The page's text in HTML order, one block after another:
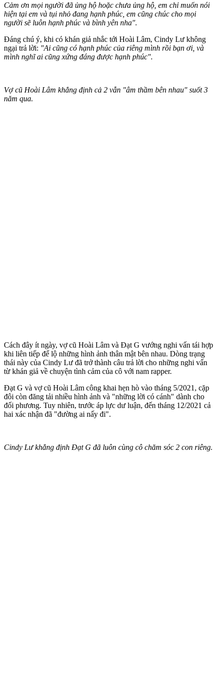
Cảm ơn mọi người đã ủng hộ hoặc chưa ủng hộ, em chỉ muốn nói
hiện tại em và tụi nhỏ đang hạnh phúc, em cũng chúc cho mọi
người sẽ luôn hạnh phúc và bình yên nha".
Đáng chú ý, khi có khán giả nhắc tới Hoài Lâm, Cindy Lư không
ngại trả lời: "Ai cũng có hạnh phúc của riêng mình rồi bạn ơi, và
mình nghĩ ai cũng xứng đáng được hạnh phúc".
Vợ cũ Hoài Lâm khẳng định cả 2 vẫn "âm thầm bên nhau" suốt 3
năm qua.
Cách đây ít ngày, vợ cũ Hoài Lâm và Đạt G vướng nghi vấn tái hợp
khi liên tiếp để lộ những hình ảnh thân mật bên nhau. Dòng trạng
thái này của Cindy Lư đã trở thành câu trả lời cho những nghi vấn
từ khán giả về chu‌yện tìn‌h cảm của cô với nam rapper.
Đạt G và vợ cũ Hoài Lâm công khai hẹn hò vào tháng 5/2021, cặp
đôi còn đăng tải nhiều hình ảnh và "những lời có cánh" dành cho
đối phương. Tuy nhiên, trước áp lực dư luận, đến tháng 12/2021 cả
hai xác nhận đã "đường ai nấy đi".
Cindy Lư khẳng định Đạt G đã luôn cùng cô chăm sóc 2 con riêng.